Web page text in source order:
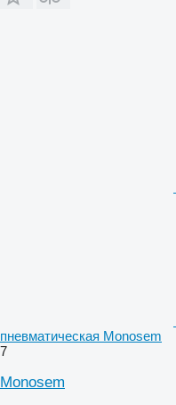
пневматическая Monosem
7
Monosem